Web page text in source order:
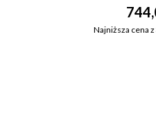
Najniższa cena